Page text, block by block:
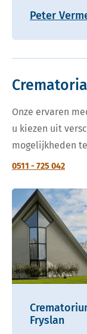
Peter
Onze ervaren
u kiezen uit
mogelijkheden
0511 - 725 042
Fryslan